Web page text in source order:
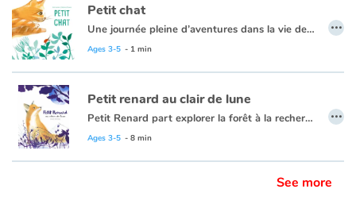
Petit chat
Une journée pleine d’aventures dans la vie de Petit Chat !
L’éveil d’un chat qui fait écho aux premières expériences des tout-petits.
Ages 3-5 - 1 min
…
Petit renard au clair de lune
Petit Renard part explorer la forêt à la recherche d’une proie à rapporter au terrier. Soudain, il voit une lumière brillante et magnifique... C’est décidé, c’est elle qu’il va attraper !
Ages 3-5 - 8 min
…
See more